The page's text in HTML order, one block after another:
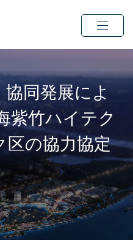
協同発展によ
紫竹ハイテク
区の協力協定